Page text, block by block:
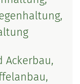
Ackerbau,